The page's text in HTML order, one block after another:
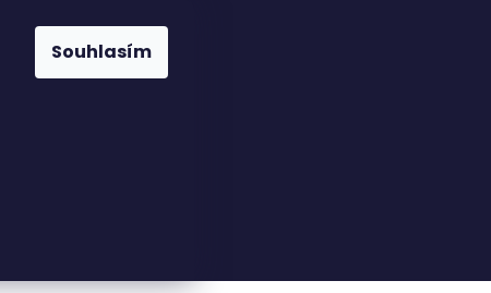
Souhlasím
723816110
info@woodkingdom.cz